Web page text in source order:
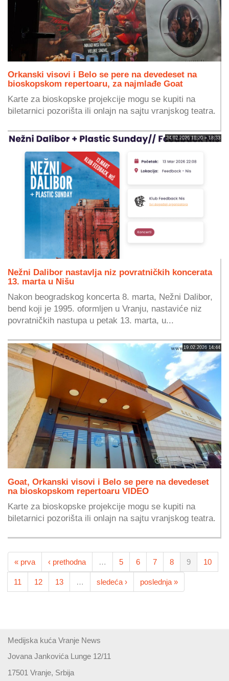
Orkanski visovi i Belo se pere na devedeset na
bioskopskom repertoaru, za najmlađe Goat
Karte za bioskopske projekcije mogu se kupiti na
biletarnici pozorišta ili onlajn na sajtu vranjskog teatra.
24.02.2026 18:20 » 18:33
Nežni Dalibor nastavlja niz povratničkih koncerata
13. marta u Nišu
Nakon beogradskog koncerta 8. marta, Nežni Dalibor,
bend koji je 1995. oformljen u Vranju, nastaviće niz
povratničkih nastupa u petak 13. marta, u...
19.02.2026 14:44
Goat, Orkanski visovi i Belo se pere na devedeset
na bioskopskom repertoaru VIDEO
Karte za bioskopske projekcije mogu se kupiti na
biletarnici pozorišta ili onlajn na sajtu vranjskog teatra.
« prva ‹ prethodna … 5 6 7 8 9 10
11 12 13 … sledeća › poslednja »
Medijska kuća Vranje News
Jovana Jankovića Lunge 12/11
17501 Vranje, Srbija